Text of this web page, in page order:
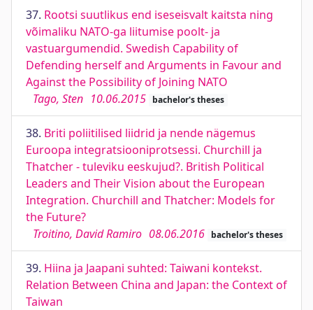
37. Rootsi suutlikus end iseseisvalt kaitsta ning
võimaliku NATO-ga liitumise poolt- ja
vastuargumendid. Swedish Capability of
Defending herself and Arguments in Favour and
Against the Possibility of Joining NATO
Tago, Sten 10.06.2015 bachelor's theses
38. Briti poliitilised liidrid ja nende nägemus
Euroopa integratsiooniprotsessi. Churchill ja
Thatcher - tuleviku eeskujud?. British Political
Leaders and Their Vision about the European
Integration. Churchill and Thatcher: Models for
the Future?
Troitino, David Ramiro 08.06.2016 bachelor's theses
39. Hiina ja Jaapani suhted: Taiwani kontekst.
Relation Between China and Japan: the Context of
Taiwan